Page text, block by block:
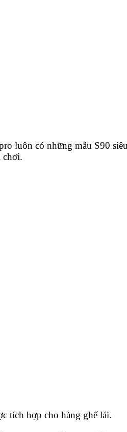
luôn có những mẫu S90
chơi.
tích hợp cho hàng ghế lái.